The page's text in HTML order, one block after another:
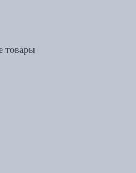
товары